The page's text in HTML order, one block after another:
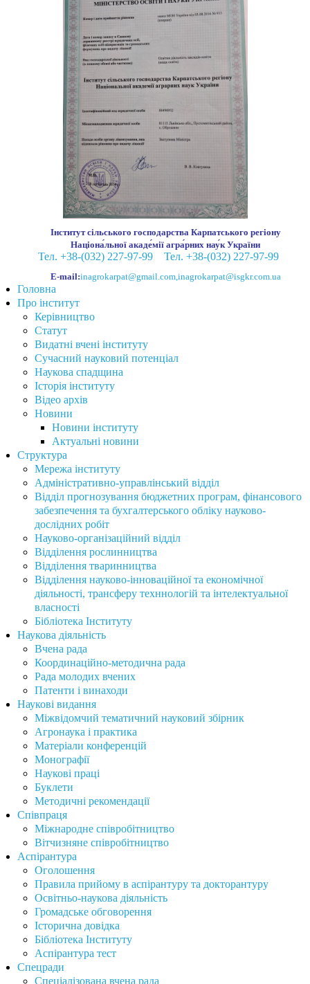
Інститут сільського господарства Карпатського регіону
Націона́льної акаде́мії агра́рних нау́к України
Тел. +38-(032) 227-97-99 Тел. +38-(032) 227-97-99
E-mail:inagrokarpat@gmail.com,inagrokarpat@isgkr.com.ua
Головна
Про інститут
Керівництво
Статут
Видатні вчені інституту
Сучасний науковий потенціал
Наукова спадщина
Історія інституту
Відео архів
Новини
Новини інституту
Актуальні новини
Структура
Мережа інституту
Адміністративно-управлінський відділ
Відділ прогнозування бюджетних програм, фінансового
забезпечення та бухгалтерського обліку науково-
дослідних робіт
Науково-організаційний відділ
Відділення рослинництва
Відділення тваринництва
Відділення науково-інноваційної та економічної
діяльності, трансферу техннологій та інтелектуальної
власності
Бібліотека Інституту
Наукова діяльність
Вчена рада
Координаційно-методична рада
Рада молодих вчених
Патенти і винаходи
Наукові видання
Міжвідомчий тематичний науковий збірник
Агронаука і практика
Матеріали конференцій
Монографії
Наукові праці
Буклети
Методичні рекомендації
Співпраця
Міжнародне співробітництво
Вітчизняне співробітництво
Аспірантура
Оголошення
Правила прийому в аспірантуру та докторантуру
Освітньо-наукова діяльність
Громадське обговорення
Історична довідка
Бібліотека Інституту
Аспірантура тест
Спецради
Спеціалізована вчена рада